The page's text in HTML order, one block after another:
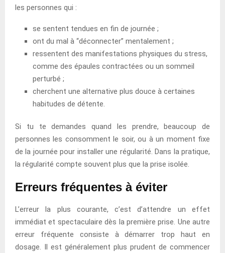
les personnes qui :
se sentent tendues en fin de journée ;
ont du mal à “déconnecter” mentalement ;
ressentent des manifestations physiques du stress,
comme des épaules contractées ou un sommeil
perturbé ;
cherchent une alternative plus douce à certaines
habitudes de détente.
Si tu te demandes quand les prendre, beaucoup de
personnes les consomment le soir, ou à un moment fixe
de la journée pour installer une régularité. Dans la pratique,
la régularité compte souvent plus que la prise isolée.
Erreurs fréquentes à éviter
L’erreur la plus courante, c’est d’attendre un effet
immédiat et spectaculaire dès la première prise. Une autre
erreur fréquente consiste à démarrer trop haut en
dosage. Il est généralement plus prudent de commencer